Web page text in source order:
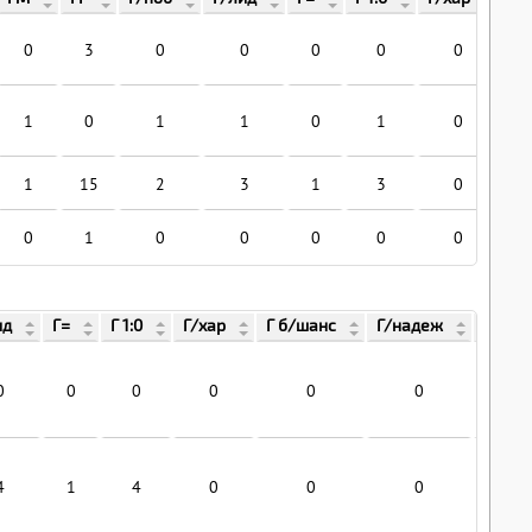
0 3 0 0 0 0 0
1 0 1 1 0 1 0
1 15 2 3 1 3 0
0 1 0 0 0 0 0
Г= Г 1:0 Г/хар Г б/шанс Г/надеж
0 0 0 0 0
1 4 0 0 0